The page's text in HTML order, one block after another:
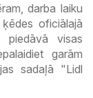
darba laiku
oficiālajā
piedāvā visas
garām
sadaļā "Lidl